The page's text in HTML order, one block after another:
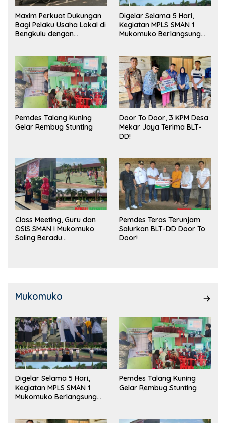
Maxim Perkuat Dukungan
Bagi Pelaku Usaha Lokal di
Bengkulu dengan
Pasar
Digelar Selama 5 Hari,
Kegiatan MPLS SMAN 1
Mukomuko Berlangsung
Pemdes Talang Kuning
Gelar Rembug Stunting
Door To Door, 3 KPM Desa
Mekar Jaya Terima BLT-
DD!
Class Meeting, Guru dan
OSIS SMAN I Mukomuko
Saling Beradu
Pemdes Teras Terunjam
Salurkan BLT-DD Door To
Door!
Mukomuko
Digelar Selama 5 Hari,
Kegiatan MPLS SMAN 1
Mukomuko Berlangsung
Pemdes Talang Kuning
Gelar Rembug Stunting